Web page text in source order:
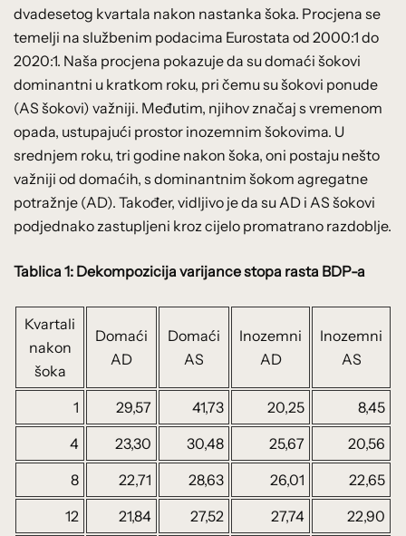
dvadesetog kvartala nakon nastanka šoka. Procjena se
temelji na službenim podacima Eurostata od 2000:1 do
2020:1. Naša procjena pokazuje da su domaći šokovi
dominantni u kratkom roku, pri čemu su šokovi ponude
(AS šokovi) važniji. Međutim, njihov značaj s vremenom
opada, ustupajući prostor inozemnim šokovima. U
srednjem roku, tri godine nakon šoka, oni postaju nešto
važniji od domaćih, s dominantnim šokom agregatne
potražnje (AD). Također, vidljivo je da su AD i AS šokovi
podjednako zastupljeni kroz cijelo promatrano razdoblje.
Tablica 1: Dekompozicija varijance stopa rasta BDP-a
Kvartali
nakon
šoka
Domaći
AD
Domaći
AS
Inozemni
AD
Inozemni
AS
1 29,57 41,73 20,25
8,45
4
23,30 30,48 25,67
20,56
8
22,71 28,63 26,01
22,65
12
21,84 27,52 27,74
22,90